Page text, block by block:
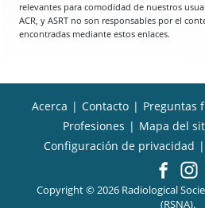
relevantes para comodidad de nuestros
ACR, y ASRT no son responsables por el
encontradas mediante estos enlaces.
Acerca | Contacto | Preguntas
Profesiones | Mapa del
Configuración de privacidad |
Copyright © 2026 Radiological
(RSNA).